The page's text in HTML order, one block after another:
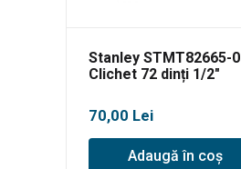
Stanley STMT82665-0
Clichet 72 dinți 1/2″
70,00 Lei
Adaugă în coș